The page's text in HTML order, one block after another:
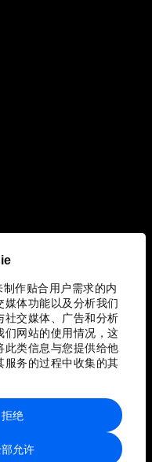
作贴合用户需求的内
媒体功能以及分析我们
社交媒体、广告和分析
们网站的使用情况，这
此类信息与您提供给他
服务的过程中收集的其
允许
拒绝